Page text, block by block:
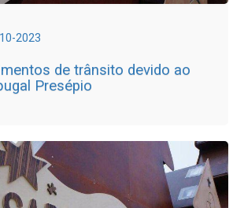
2023
de trânsito devido ao
Presépio